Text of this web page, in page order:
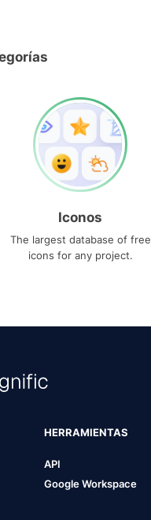
Iconos
The largest database of free
icons for any project.
HERRAMIENTAS
API
Google Workspace